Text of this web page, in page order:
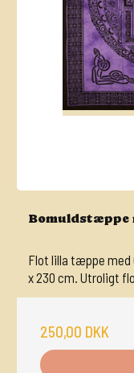
Bomuldstæppe
Flot lilla tæppe med
x 230 cm. Utroligt
250,00 DKK